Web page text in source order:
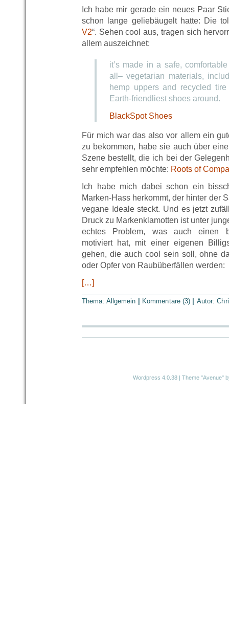
Ich habe mir gerade ein neues Paar
schon lange geliebäugelt hatte: Die
V2“. Sehen cool aus, tragen sich
allem auszeichnet:
it’s made in a safe,
all– vegetarian materials,
hemp uppers and recycled
Earth-friendliest shoes around.
BlackSpot Shoes
Für mich war das also vor allem ein
zu bekommen, habe sie auch über
Szene bestellt, die ich bei der
sehr empfehlen möchte: Roots of
Ich habe mich dabei schon ein
Marken-Hass herkommt, der hinter der
vegane Ideale steckt. Und es jetzt
Druck zu Markenklamotten ist unter
echtes Problem, was auch einen
motiviert hat, mit einer eigenen
gehen, die auch cool sein soll, ohne
oder Opfer von Raubüberfällen werden:
[…]
Thema: Allgemein Kommentare (3) Autor:
Wordpress 4.0.38 | Theme "Avenue"